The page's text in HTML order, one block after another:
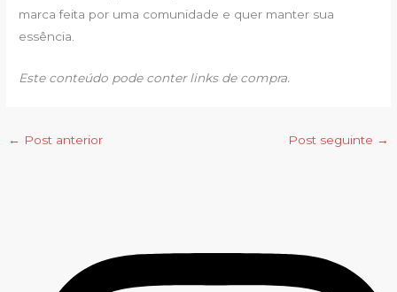
marca feita por uma comunidade e quer manter sua
essência.
Este conteúdo pode conter links de compra.
← Post anterior Post seguinte →